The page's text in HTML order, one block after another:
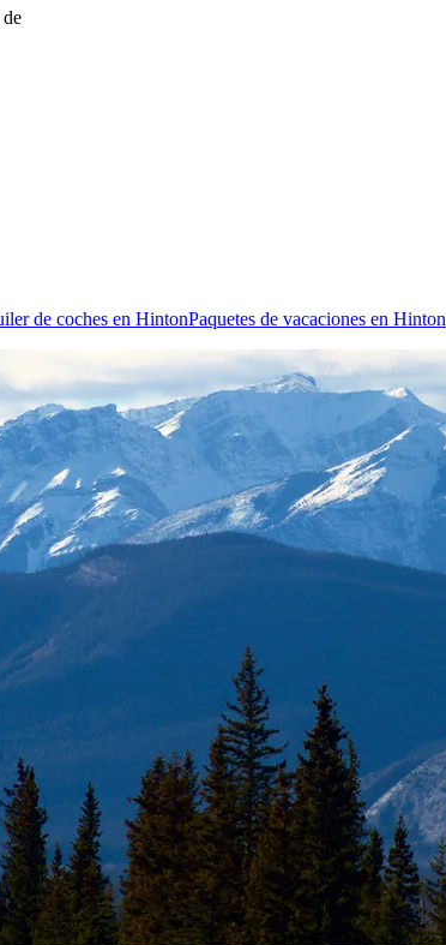
de coches en HintonPaquetes de vacaciones en Hinton